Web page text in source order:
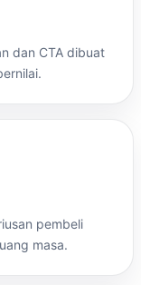
dan CTA dibuat
pembeli
masa.